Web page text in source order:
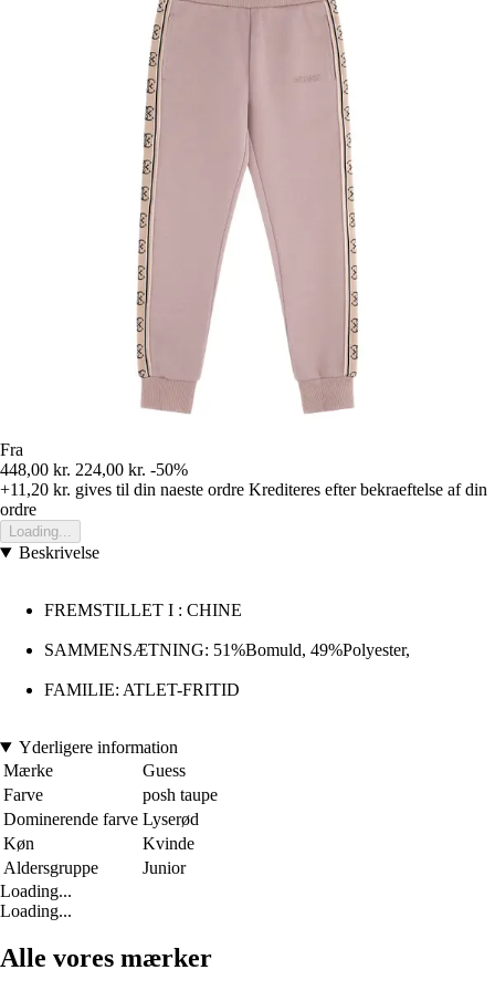
Fra
448,00 kr. 224,00 kr. -50%
+11,20 kr. gives til din naeste ordre Krediteres efter bekraeftelse af din
ordre
Loading...
Beskrivelse
FREMSTILLET I : CHINE
SAMMENSÆTNING: 51%Bomuld, 49%Polyester,
FAMILIE: ATLET-FRITID
Yderligere information
Mærke
Guess
Farve
posh taupe
Dominerende farve Lyserød
Køn
Kvinde
Aldersgruppe
Junior
Loading...
Loading...
Alle vores mærker